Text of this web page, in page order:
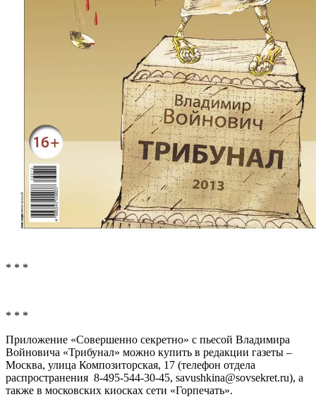
* * *
* * *
Приложение «Совершенно секретно» с пьесой Владимира
Войновича «Трибунал» можно купить в редакции газеты –
Москва, улица Композиторская, 17 (телефон отдела
распространения 8-495-544-30-45, savushkina@sovsekret.ru), а
также в московских киосках сети «Горпечать».